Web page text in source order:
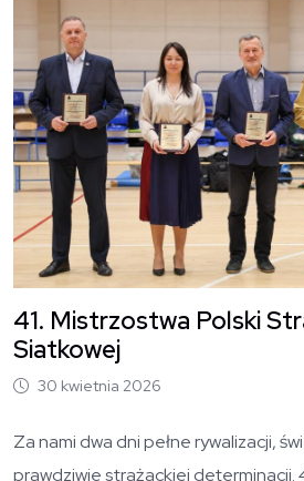
41. Mistrzostwa Polski
Siatkowej
30 kwietnia 2026
Za nami dwa dni pełne rywalizacji,
prawdziwie strażackiej determinacji.